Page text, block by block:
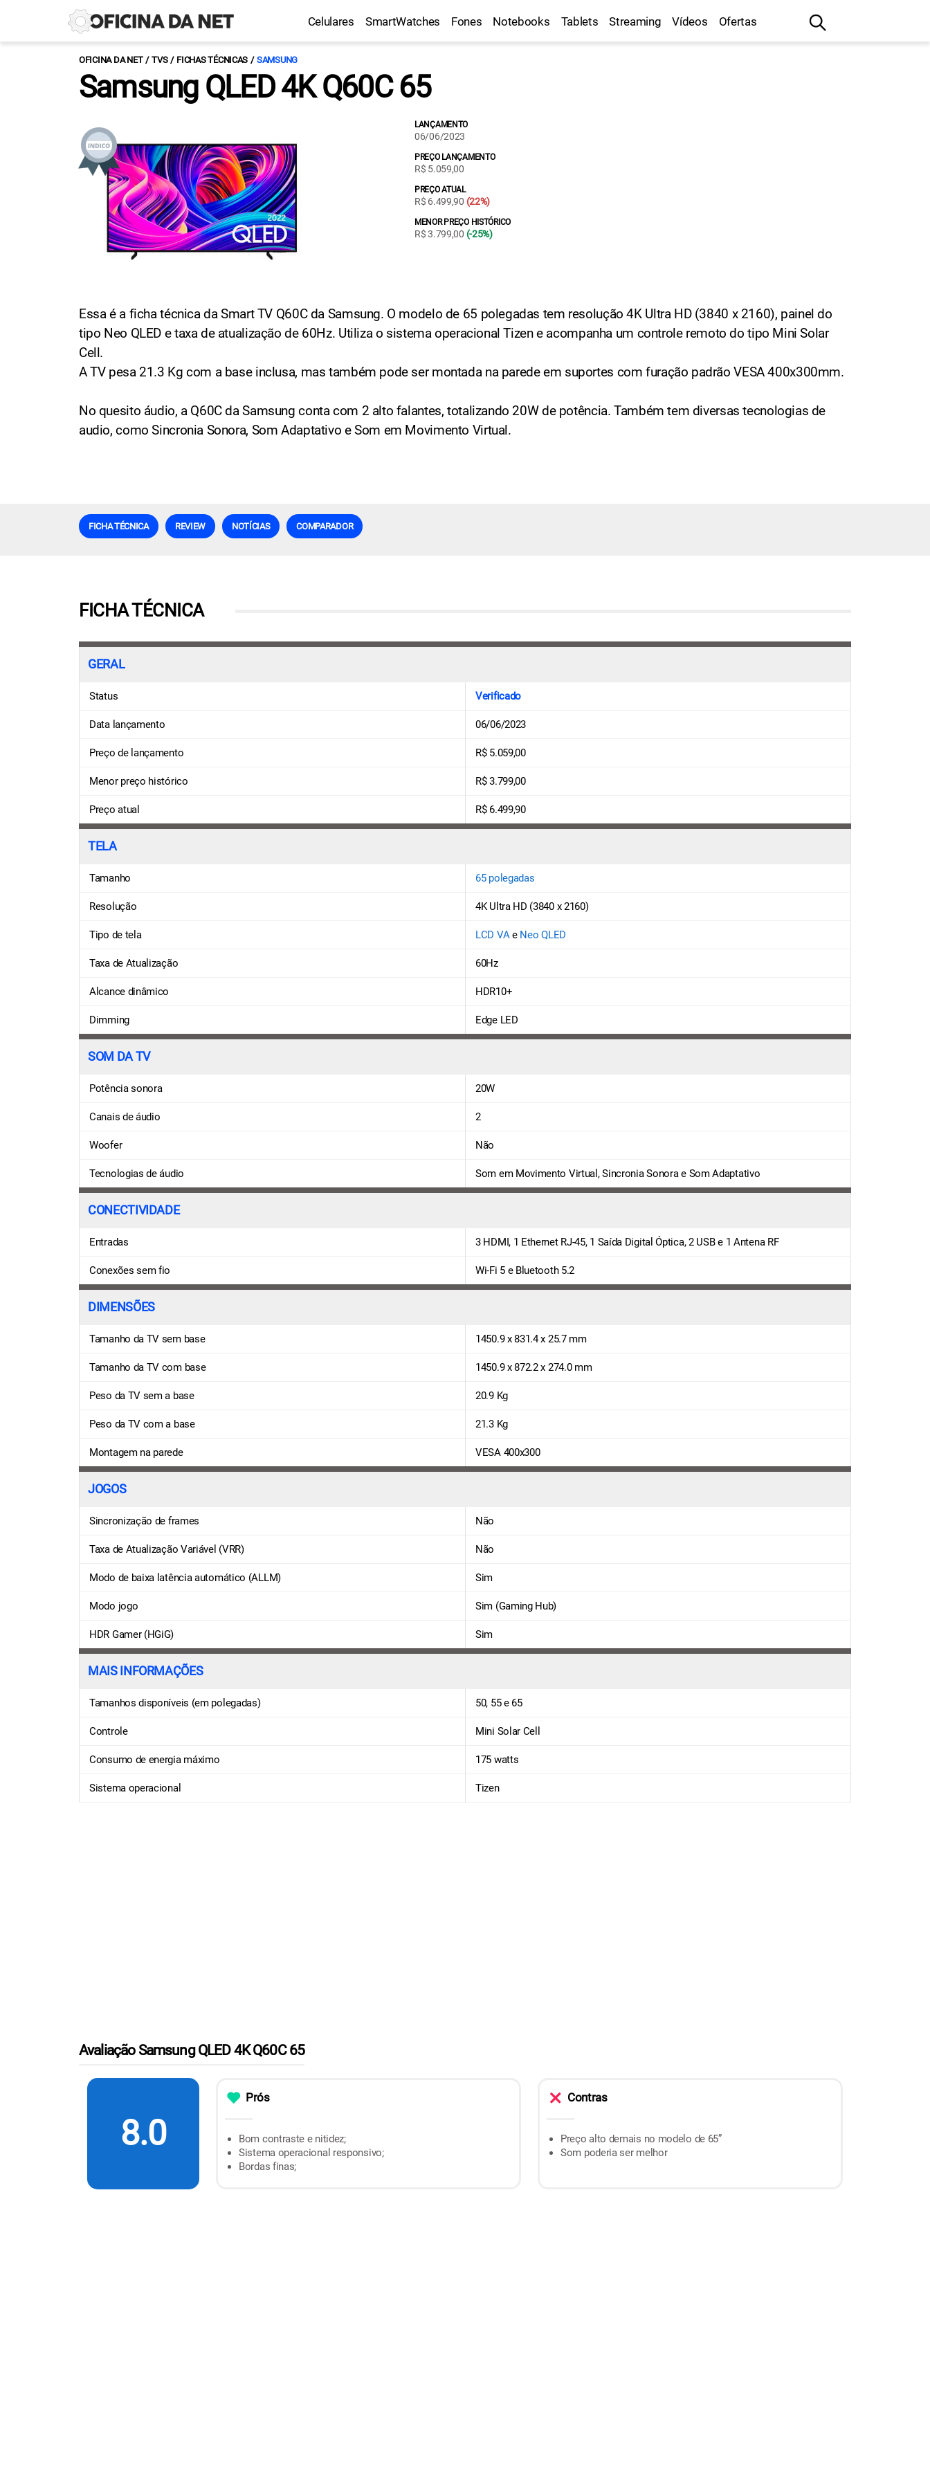
Celulares SmartWatches Fones Notebooks Tablets Streaming Vídeos Ofertas
OFICINA DA NET TVS FICHAS TÉCNICAS SAMSUNG
Samsung QLED 4K Q60C 65
LANÇAMENTO
06/06/2023
PREÇO LANÇAMENTO
R$ 5.059,00
PREÇO ATUAL
R$ 6.499,90 (22%)
MENOR PREÇO HISTÓRICO
R$ 3.799,00 (-25%)
Essa é a ficha técnica da Smart TV Q60C da Samsung. O modelo de 65 polegadas tem resolução 4K Ultra HD (3840 x 2160), painel do
tipo Neo QLED e taxa de atualização de 60Hz. Utiliza o sistema operacional Tizen e acompanha um controle remoto do tipo Mini Solar
Cell.
A TV pesa 21.3 Kg com a base inclusa, mas também pode ser montada na parede em suportes com furação padrão VESA 400x300mm.
No quesito áudio, a Q60C da Samsung conta com 2 alto falantes, totalizando 20W de potência. Também tem diversas tecnologias de
audio, como Sincronia Sonora, Som Adaptativo e Som em Movimento Virtual.
FICHA TÉCNICA REVIEW NOTÍCIAS COMPARADOR
FICHA TÉCNICA
GERAL
Status Verificado
Data lançamento 06/06/2023
Preço de lançamento R$ 5.059,00
Menor preço histórico R$ 3.799,00
Preço atual R$ 6.499,90
TELA
Tamanho 65 polegadas
Resolução 4K Ultra HD (3840 x 2160)
Tipo de tela LCD VAe Neo QLED
Taxa de Atualização 60Hz
Alcance dinâmico HDR10+
Dimming Edge LED
SOM DA TV
Potência sonora 20W
Canais de áudio 2
Woofer Não
Tecnologias de áudio Som em Movimento Virtual, Sincronia Sonora e Som Adaptativo
CONECTIVIDADE
Entradas 3 HDMI, 1 Ethernet RJ-45, 1 Saída Digital Óptica, 2 USB e 1 Antena RF
Conexões sem fio Wi-Fi 5 e Bluetooth 5.2
DIMENSÕES
Tamanho da TV sem base 1450.9 x 831.4 x 25.7 mm
Tamanho da TV com base 1450.9 x 872.2 x 274.0 mm
Peso da TV sem a base 20.9 Kg
Peso da TV com a base 21.3 Kg
Montagem na parede VESA 400x300
JOGOS
Sincronização de frames Não
Taxa de Atualização Variável (VRR) Não
Modo de baixa latência automático (ALLM) Sim
Modo jogo Sim (Gaming Hub)
HDR Gamer (HGiG) Sim
MAIS INFORMAÇÕES
Tamanhos disponíveis (em polegadas) 50, 55 e 65
Controle Mini Solar Cell
Consumo de energia máximo 175 watts
Sistema operacional Tizen
Avaliação Samsung QLED 4K Q60C 65
8.0
Prós
Bom contraste e nitidez;
Sistema operacional responsivo;
Bordas finas;
Contras
Preço alto demais no modelo de 65”
Som poderia ser melhor